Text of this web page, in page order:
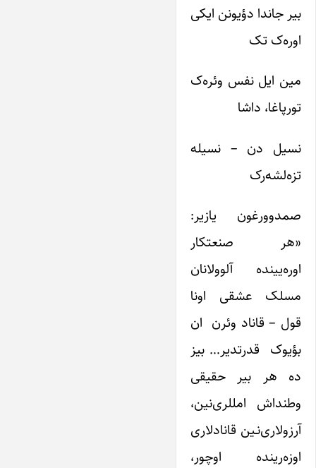
بیر جاندا دؤیونن ایکی
اور‌ه‌ک تک
مین ایل نفس وئر‌ه‌ک
تورپاغا، داشا
نسیل دن – نسیله
تزه‌لشه‌ر‌ک
صمدوورغون یازیر:
«هر صنعتکار
اوره‌‌یینده آلوولانان
مسلک عشقی اونا
قول – قاناد وئرن ان
بؤیوک قدرتدیر… بیز
ده هر بیر حقیقی
وطنداش امللری‌نین،
آرزولاری‌نـین قانادلاری
اوزه‌رینده اوچور،